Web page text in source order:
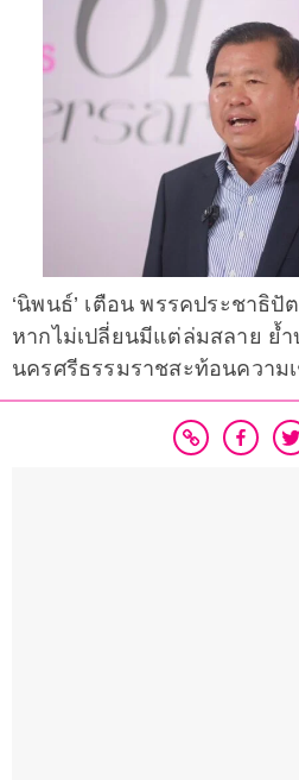
‘นิพนธ์’ เตือน พรรคประชาธิ
หากไม่เปลี่ยนมีแต่ล่มสลาย ย้ำ
นครศรีธรรมราชสะท้อนความ